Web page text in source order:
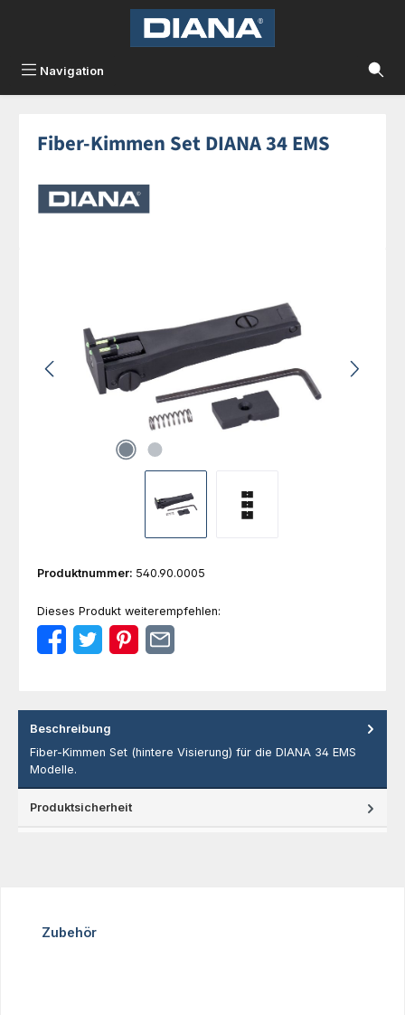
Zum Hauptinhalt springen
Navigation
Fiber-Kimmen Set DIANA 34 EMS
Produktnummer: 540.90.0005
Dieses Produkt weiterempfehlen:
Beschreibung
Fiber-Kimmen Set (hintere Visierung) für die DIANA 34 EMS
Modelle.
Produktsicherheit
Produktgalerie überspringen
Zubehör